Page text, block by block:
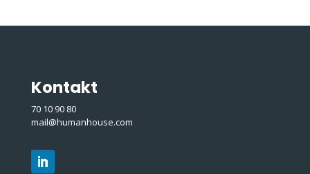
Kontakt
70 10 90 80
mail@humanhouse.com